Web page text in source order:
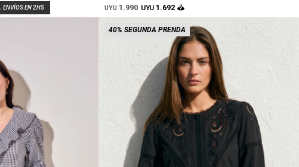
UYU 1.990 UYU 1.692
40% SEGUNDA PRENDA